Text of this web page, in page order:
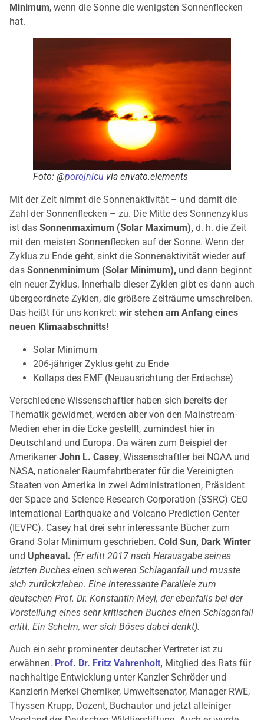
Minimum, wenn die Sonne die wenigsten Sonnenflecken
hat.
Foto: @porojnicu via envato.elements
Mit der Zeit nimmt die Sonnenaktivität – und damit die
Zahl der Sonnenflecken – zu. Die Mitte des Sonnenzyklus
ist das Sonnenmaximum (Solar Maximum), d. h. die Zeit
mit den meisten Sonnenflecken auf der Sonne. Wenn der
Zyklus zu Ende geht, sinkt die Sonnenaktivität wieder auf
das Sonnenminimum (Solar Minimum), und dann beginnt
ein neuer Zyklus. Innerhalb dieser Zyklen gibt es dann auch
übergeordnete Zyklen, die größere Zeiträume umschreiben.
Das heißt für uns konkret: wir stehen am Anfang eines
neuen Klimaabschnitts!
Solar Minimum
206-jähriger Zyklus geht zu Ende
Kollaps des EMF (Neuausrichtung der Erdachse)
Verschiedene Wissenschaftler haben sich bereits der
Thematik gewidmet, werden aber von den Mainstream-
Medien eher in die Ecke gestellt, zumindest hier in
Deutschland und Europa. Da wären zum Beispiel der
AmerikanerJohn L. Casey, Wissenschaftler bei NOAA und
NASA, nationaler Raumfahrtberater für die Vereinigten
Staaten von Amerika in zwei Administrationen, Präsident
der Space and Science Research Corporation (SSRC) CEO
International Earthquake and Volcano Prediction Center
(IEVPC). Casey hat drei sehr interessante Bücher zum
Grand Solar Minimum geschrieben. Cold Sun, Dark Winter
und Upheaval. (Er erlitt 2017 nach Herausgabe seines
letzten Buches einen schweren Schlaganfall und musste
sich zurückziehen. Eine interessante Parallele zum
deutschen Prof. Dr. Konstantin Meyl, der ebenfalls bei der
Vorstellung eines sehr kritischen Buches einen Schlaganfall
erlitt. Ein Schelm, wer sich Böses dabei denkt).
Auch ein sehr prominenter deutscher Vertreter ist zu
erwähnen. Prof. Dr. Fritz Vahrenholt, Mitglied des Rats für
nachhaltige Entwicklung unter Kanzler Schröder und
Kanzlerin Merkel Chemiker, Umweltsenator, Manager RWE,
Thyssen Krupp, Dozent, Buchautor und jetzt alleiniger